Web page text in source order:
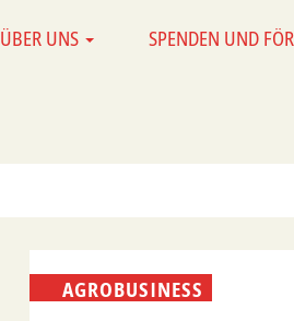
ÜBER UNS SPENDEN UND
AGROBUSINESS